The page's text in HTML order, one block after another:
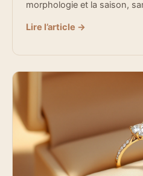
morphologie et la saison,
Lire l’article →